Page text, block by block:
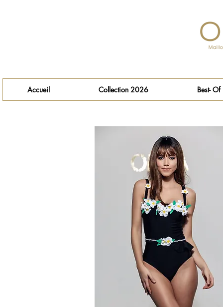
Accueil Collection 2026 Best- Of